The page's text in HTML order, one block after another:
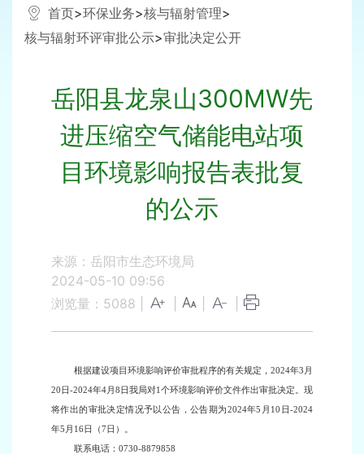
首页>环保业务>核与辐射管理>
核与辐射环评审批公示>审批决定公开
岳阳县龙泉山300MW先
进压缩空气储能电站项
目环境影响报告表批复
的公示
来源：岳阳市生态环境局
2024-05-10 09:56
浏览量： 5088
根据建设项目环境影响评价审批程序的有关规定， 2024年3 月
20 日-2024年4月 8 日我局对1个环境影响评价文件作出审批决定。现
将作出的审批决定情况予以公告，公告期为2024年5 月 10 日-2024
年5 月 16日（7日）。
联系电话： 0730-8879858